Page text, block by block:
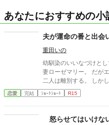
あなたにおすすめの小
夫が運命の番と出会
重田いの
幼馴染のいいなづけと
妻ローゼマリー。 だがエーリヒに運命の番が現れたことにより、
二人は離別する。 しかし二年後、修道院に暮らすローゼマリーの
元へエーリヒが現れ――!?
恋愛 完結 ｼｮｰﾄｼｮｰﾄ R15
怒らせてはいけな